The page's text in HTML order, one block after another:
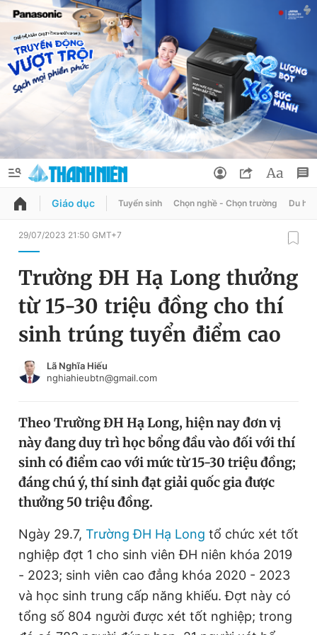
QUẢNG CÁO ĐẶT BÁO
Chuyên mục
Chuyên mục khác
Chào ngày mới
Video Magazine
Sản phẩm khác
Tiện ích Bạn cần biết
Thông tin tòa soạn Liên hệ quảng cáo
Đổi mật khẩu
Tin đã lưu
Đăng xuất
Giáo dục Tuyển sinh Chọn nghề - Chọn trường Du học
29/07/2023 21:50 GMT+7
Trường ĐH Hạ Long thưởng
từ 15-30 triệu đồng cho thí
sinh trúng tuyển điểm cao
Lã Nghĩa Hiếu
nghiahieubtn@gmail.com
Theo Trường ĐH Hạ Long, hiện nay đơn vị
này đang duy trì học bổng đầu vào đối với thí
sinh có điểm cao với mức từ 15-30 triệu đồng;
đáng chú ý, thí sinh đạt giải quốc gia được
thưởng 50 triệu đồng.
Ngày 29.7, Trường ĐH Hạ Long tổ chức xét tốt
nghiệp đợt 1 cho sinh viên ĐH niên khóa 2019
- 2023; sinh viên cao đẳng khóa 2020 - 2023
và học sinh trung cấp năng khiếu. Đợt này có
tổng số 804 người được xét tốt nghiệp; trong